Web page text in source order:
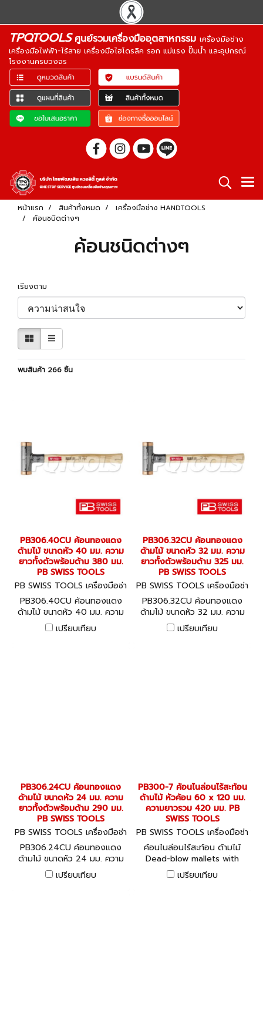
TPQTOOLSศูนย์รวมเครื่องมืออุตสาหกรรม เครื่องมือช่าง
เครื่องมือไฟฟ้า-ไร้สาย เครื่องมือไฮโดรลิค รอก แม่แรง ปั๊มน้ำ และอุปกรณ์
โรงงานครบวงจร
หน้าแรก สินค้าทั้งหมด
เครื่องมือช่าง HANDTOOLS
ค้อนชนิดต่างๆ
ค้อนชนิดต่างๆ
เรียงตาม
พบสินค้า 266 ชิ้น
PB306.40CU ค้อนทองแดง
ด้ามไม้ ขนาดหัว 40 มม. ความ
ยาวทั้งตัวพร้อมด้าม 380 มม.
PB SWISS TOOLS
PB SWISS TOOLS เครื่องมือช่า
ง PB306.40CU
PB306.40CU ค้อนทองแดง
ด้ามไม้ ขนาดหัว 40 มม. ความ
ยาวทั้งตัวพร้อมด้าม 380 มม.
PB SWISS TOOLS
เปรียบเทียบ
PB306.32CU ค้อนทองแดง
ด้ามไม้ ขนาดหัว 32 มม. ความ
ยาวทั้งตัวพร้อมด้าม 325 มม.
PB SWISS TOOLS
PB SWISS TOOLS เครื่องมือช่า
ง PB306.32CU
PB306.32CU ค้อนทองแดง
ด้ามไม้ ขนาดหัว 32 มม. ความ
ยาวทั้งตัวพร้อมด้าม 325 มม.
PB SWISS TOOLS
เปรียบเทียบ
PB306.24CU ค้อนทองแดง
ด้ามไม้ ขนาดหัว 24 มม. ความ
ยาวทั้งตัวพร้อมด้าม 290 มม.
PB SWISS TOOLS
PB SWISS TOOLS เครื่องมือช่า
ง PB306.24CU
PB306.24CU ค้อนทองแดง
ด้ามไม้ ขนาดหัว 24 มม. ความ
ยาวทั้งตัวพร้อมด้าม 290 มม.
PB SWISS TOOLS
เปรียบเทียบ
PB300-7 ค้อนไนล่อนไร้สะท้อน
ด้ามไม้ หัวค้อน 60 x 120 มม.
ความยาวรวม 420 มม. PB
SWISS TOOLS
PB SWISS TOOLS เครื่องมือช่า
ง PB300-7
ค้อนไนล่อนไร้สะท้อน ด้ามไม้
Dead-blow mallets with
plastic heads, handle made
of USA hickory wood, FSC
เปรียบเทียบ